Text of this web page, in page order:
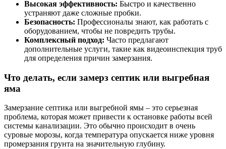
Высокая эффективность: Быстро и качественно
устраняют даже сложные пробки.
Безопасность: Профессионалы знают, как работать с
оборудованием, чтобы не повредить трубы.
Комплексный подход: Часто предлагают
дополнительные услуги, такие как видеоинспекция труб
для определения причин замерзания.
Что делать, если замерз септик или выгребная
яма
Замерзание септика или выгребной ямы – это серьезная
проблема, которая может привести к остановке работы всей
системы канализации. Это обычно происходит в очень
суровые морозы, когда температура опускается ниже уровня
промерзания грунта на значительную глубину.